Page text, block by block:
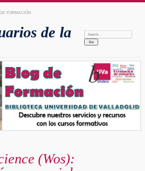
FORMACIÓN
de la
Search:
(Wos):